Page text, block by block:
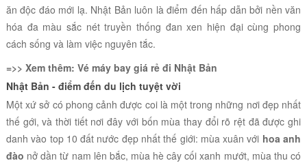
ăn độc đáo mới lạ. Nhật Bản luôn là điểm đến hấp dẫn bởi nền văn
hóa đa màu sắc nét truyền thống đan xen hiện đại cùng phong
cách sống và làm việc nguyên tắc.
=>> Xem thêm: Vé máy bay giá rẻ đi Nhật Bản
Nhật Bản - điểm đến du lịch tuyệt vời
Một xứ sở có phong cảnh được coi là một trong những nơi đẹp nhất
thế gới, và thời tiết nơi đây với bốn mùa thay đổi rõ rệt đã được ghi
danh vào top 10 đất nước đẹp nhất thế giới: mùa xuân với hoa anh
đào nở dần từ nam lên bắc, mùa hè cây cối xanh mướt, mùa thu có